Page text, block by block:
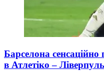
Барселона сенсаційно
в Атлетіко –